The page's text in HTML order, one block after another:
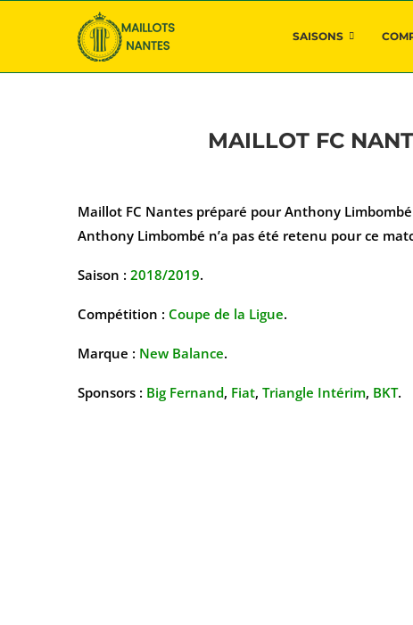
SAISONS
MAILLOT FC
Maillot FC Nantes préparé pour Anthony
Anthony Limbombé n’a pas été retenu pour ce
Saison : 2018/2019.
Compétition : Coupe de la Ligue.
Marque : New Balance.
Sponsors : Big Fernand, Fiat, Triangle Intérim, BKT.